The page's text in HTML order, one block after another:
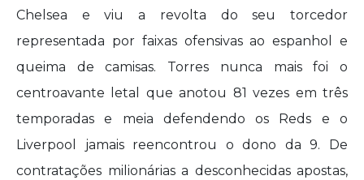
Chelsea e viu a revolta do seu torcedor
representada por faixas ofensivas ao espanhol e
queima de camisas. Torres nunca mais foi o
centroavante letal que anotou 81 vezes em três
temporadas e meia defendendo os Reds e o
Liverpool jamais reencontrou o dono da 9. De
contratações milionárias a desconhecidas apostas,